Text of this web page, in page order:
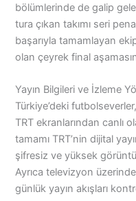
bölümlerinde de galip
tura çıkan takımı seri
başarıyla tamamlayan
olan çeyrek final
Yayın Bilgileri ve İzleme
Türkiye’deki
TRT ekranlarından canlı
tamamı TRT’nin dijital
şifresiz ve yüksek
Ayrıca televizyon
günlük yayın akışları